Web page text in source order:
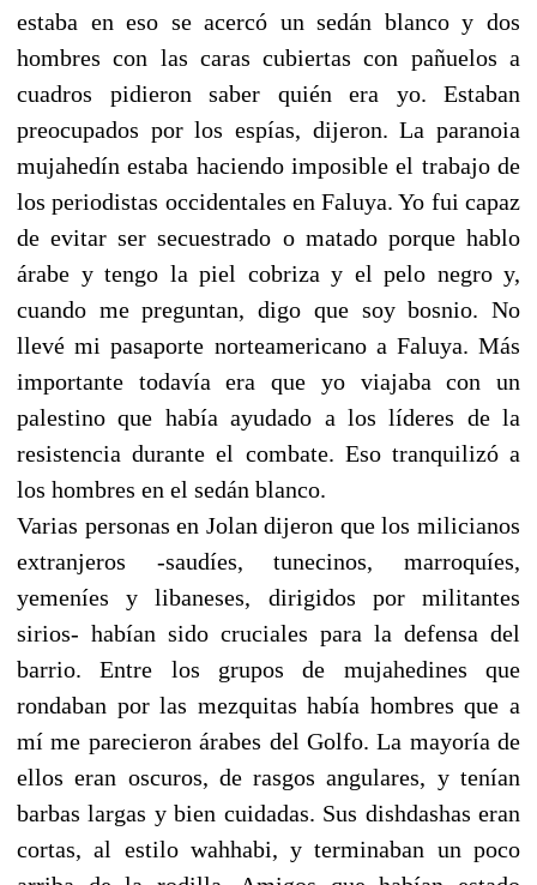
estaba en eso se acercó un sedán blanco y dos
hombres con las caras cubiertas con pañuelos a
cuadros pidieron saber quién era yo. Estaban
preocupados por los espías, dijeron. La paranoia
mujahedín estaba haciendo imposible el trabajo de
los periodistas occidentales en Faluya. Yo fui capaz
de evitar ser secuestrado o matado porque hablo
árabe y tengo la piel cobriza y el pelo negro y,
cuando me preguntan, digo que soy bosnio. No
llevé mi pasaporte norteamericano a Faluya. Más
importante todavía era que yo viajaba con un
palestino que había ayudado a los líderes de la
resistencia durante el combate. Eso tranquilizó a
los hombres en el sedán blanco.
Varias personas en Jolan dijeron que los milicianos
extranjeros -saudíes, tunecinos, marroquíes,
yemeníes y libaneses, dirigidos por militantes
sirios- habían sido cruciales para la defensa del
barrio. Entre los grupos de mujahedines que
rondaban por las mezquitas había hombres que a
mí me parecieron árabes del Golfo. La mayoría de
ellos eran oscuros, de rasgos angulares, y tenían
barbas largas y bien cuidadas. Sus dishdashas eran
cortas, al estilo wahhabi, y terminaban un poco